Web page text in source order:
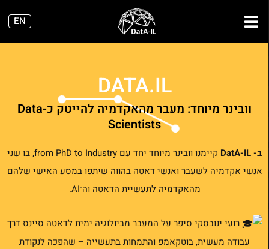
EN
DATA.IL
וובינר מיוחד: מעבר מהאקדמיה להייטק כ-Data
Scientists
ב- DatA-IL
קיימנו וובינר מיוחד יחד עם from PhD to Industry, בו שני
אנשי אקדמיה לשעבר ואנשי דאטה בהווה שיתפו במסע האישי שלהם
מהאקדמיה לתעשיית הדאטה וה־AI.
רועי ינובסקי סיפר על המעבר מביולוגיה ימית לדאטה סיינס דרך
עבודה מעשית, בוטקאמפ והתמחות בתעשייה – שהפכה לנקודת